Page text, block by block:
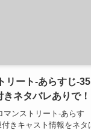
リート-あらすじ-35
ネタバレありで！
マンストリート-あらす
付きキャスト情報をネタ